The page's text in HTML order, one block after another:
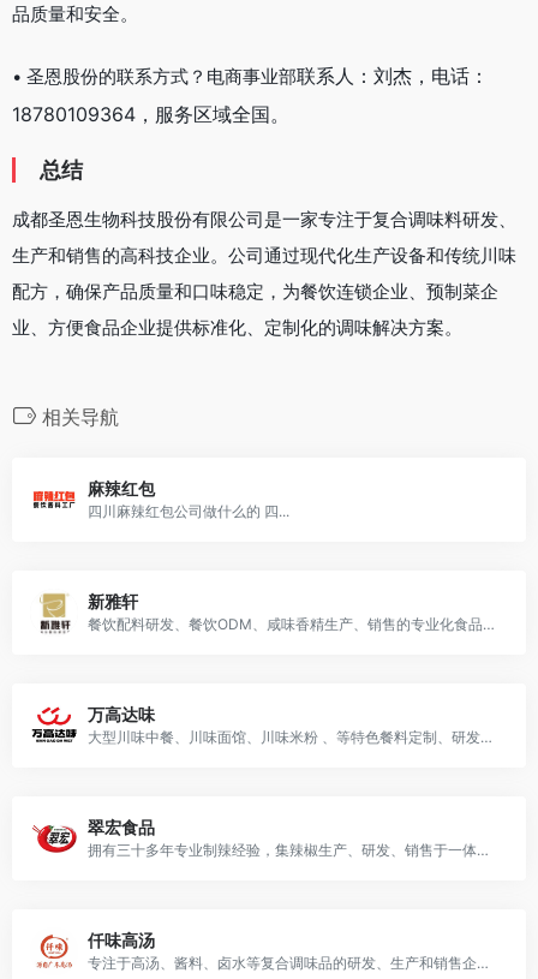
品质量和安全。
• 圣恩股份的联系方式？电商事业部联系人：刘杰， 电话：
18780109364，服务区域全国。
总结
成都圣恩生物科技股份有限公司是一家专注于复合调味料研发、
生产和销售的高科技企业。公司通过现代化生产设备和传统川味
配方，确保产品质量和口味稳定，为餐饮连锁企业、预制菜企
业、方便食品企业提供标准化、定制化的调味解决方案。
相关导航
麻辣红包
四川麻辣红包公司做什么的 四...
新雅轩
餐饮配料研发、餐饮ODM、咸味香精生产、销售的专业化食品配料企业。
万高达味
大型川味中餐、川味面馆、川味米粉 、等特色餐料定制、研发、生产、贴牌企业
翠宏食品
拥有三十多年专业制辣经验，集辣椒生产、研发、销售于一体的企业
仟味高汤
专注于高汤、酱料、卤水等复合调味品的研发、生产和销售企业。